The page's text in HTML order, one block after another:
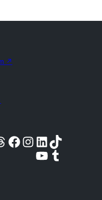
↗
conta do Mastodon
nossa conta do Threads
Acessar nossa página do Facebook
Acessar nossa conta do Instagram
Acessar nossa conta do LinkedIn
Acessar nossa conta do TikTok
Acessar nosso canal do YouTube
Acessar nossa conta no Tumblr